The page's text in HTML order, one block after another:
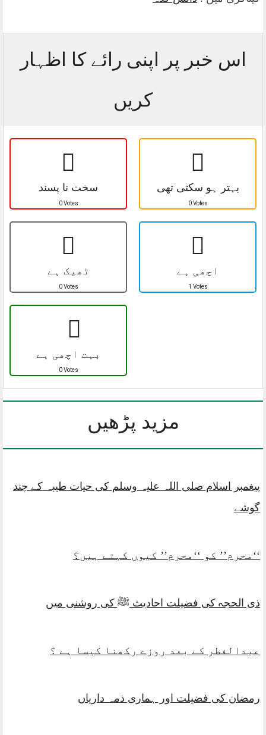
اس خبر پر اپنی رائے کا اظہار
کریں
سخت نا پسند
0 Votes
بہتر ہو سکتی تھی
0 Votes
ٹھیک ہے
0 Votes
اچھی ہے
1 Votes
بہت اچھی ہے
0 Votes
مزید پڑھیں
پیغمبر اسلام صلی اللہ علیہ وسلم کی حیات طیبہ کے چند
گوشے
‘‘محرم’’ کو ‘‘محرم’’ کیوں کہتے ہیں؟
ذی الحجہ کی فضیلت احادیث ﷺ کی روشنی میں
عیدالفطر کے بعد روزے رکھنا کیسا ہے ؟
رمضان کی فضیلت اور ہماری ذمہ داریاں